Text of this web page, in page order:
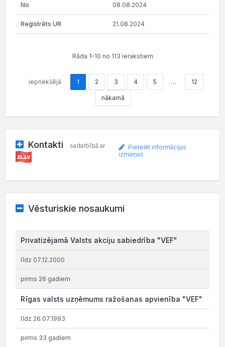
08.08.2024
21.08.2024
Rāda 1–10 no 113 ierakstiem
iepriekšējā 1 2 3 4 5 … 12
nākamā
Kontakti sadarbībā ar
Pieteikt informācijas
izmaiņas
Vēsturiskie nosaukumi
Privatizējamā Valsts akciju sabiedrība "VEF"
līdz 07.12.2000
pirms 26 gadiem
Rīgas valsts uzņēmums ražošanas apvienība "VEF"
līdz 26.07.1993
pirms 33 gadiem